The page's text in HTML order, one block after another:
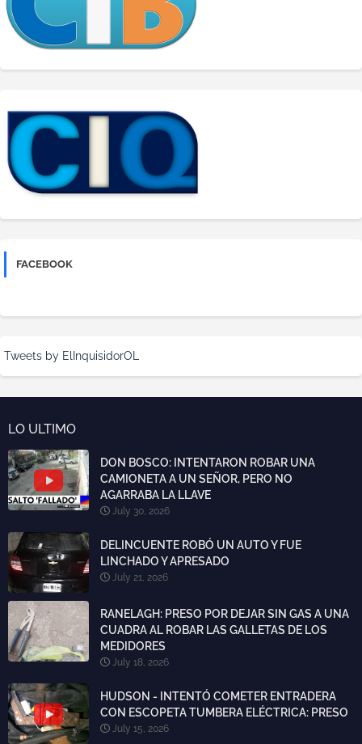
FACEBOOK
Tweets by ElInquisidorOL
LO ULTIMO
DON BOSCO: INTENTARON ROBAR UNA
CAMIONETA A UN SEÑOR, PERO NO
AGARRABA LA LLAVE
July 30, 2026
DELINCUENTE ROBÓ UN AUTO Y FUE
LINCHADO Y APRESADO
July 21, 2026
RANELAGH: PRESO POR DEJAR SIN GAS A UNA
CUADRA AL ROBAR LAS GALLETAS DE LOS
MEDIDORES
July 18, 2026
HUDSON - INTENTÓ COMETER ENTRADERA
CON ESCOPETA TUMBERA ELÉCTRICA: PRESO
July 15, 2026